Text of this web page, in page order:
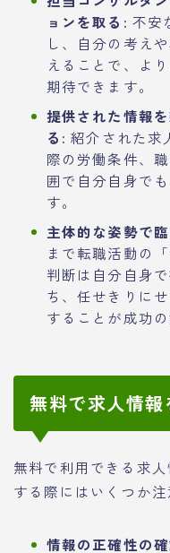
ョンを取る: 不安
し、自分の考え
えることで、よ
期待できます。
提供された情報
る: 紹介された求
際の労働条件、
囲で自分自身で
す。
主体的な姿勢で
まで転職活動の
判断は自分自身
ち、任せきりに
することが成功の
無料で求人情
無料で利用できる求
する際にはいくつか
情報の正確性の